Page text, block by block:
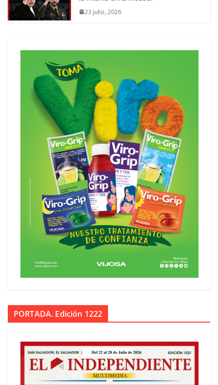
23 julio, 2026
PORTADA. Edición 1222